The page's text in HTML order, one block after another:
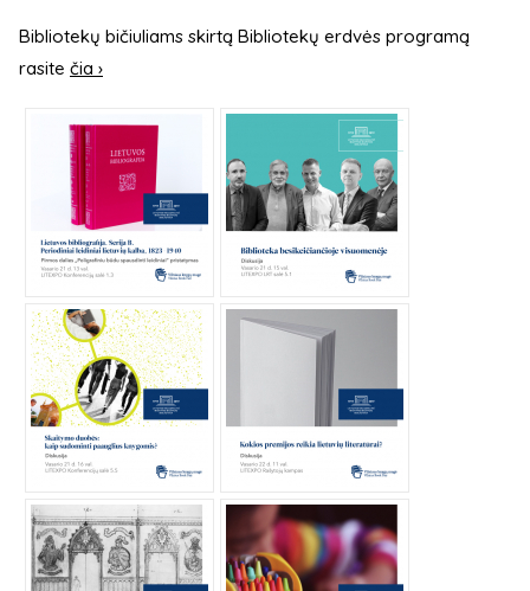
Bibliotekų bičiuliams skirtą Bibliotekų erdvės programą
rasite čia ›